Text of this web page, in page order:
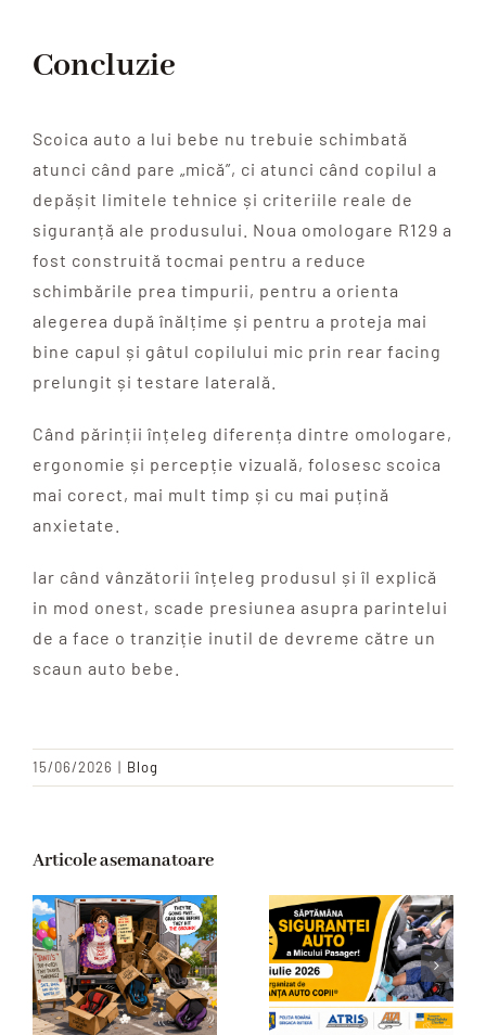
Concluzie
Scoica auto a lui bebe nu trebuie schimbată
atunci când pare „mică”, ci atunci când copilul a
depășit limitele tehnice și criteriile reale de
siguranță ale produsului. Noua omologare R129 a
fost construită tocmai pentru a reduce
schimbările prea timpurii, pentru a orienta
alegerea după înălțime și pentru a proteja mai
bine capul și gâtul copilului mic prin rear facing
prelungit și testare laterală.
Când părinții înțeleg diferența dintre omologare,
ergonomie și percepție vizuală, folosesc scoica
mai corect, mai mult timp și cu mai puțină
anxietate.
Iar când vânzătorii înțeleg produsul și îl explică
in mod onest, scade presiunea asupra parintelui
de a face o tranziție inutil de devreme către un
scaun auto bebe.
15/06/2026 | Blog
Articole asemanatoare